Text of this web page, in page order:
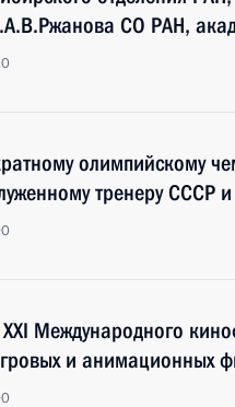
СО РАН,
олимпийскому
тренеру СССР
Международного
и анимационных